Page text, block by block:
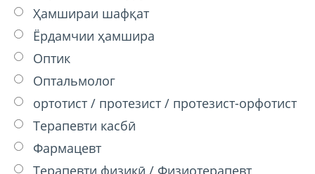
Ҳамшираи шафқат
Ёрдамчии ҳамшира
Оптик
Оптальмолог
ортотист / протезист / протезист-орфотист
Терапевти касбӣ
Фармацевт
Терапевти физикӣ / Физиотерапевт